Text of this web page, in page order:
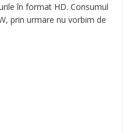
în format HD. Consumul
prin urmare nu vorbim de